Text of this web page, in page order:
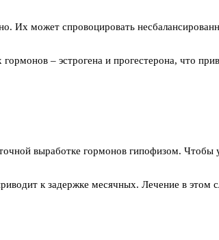
Их может спровоцировать
– эстрогена и прогестерона, что
выработке гормонов гипофизом.
к задержке месячных. Лечение в этом